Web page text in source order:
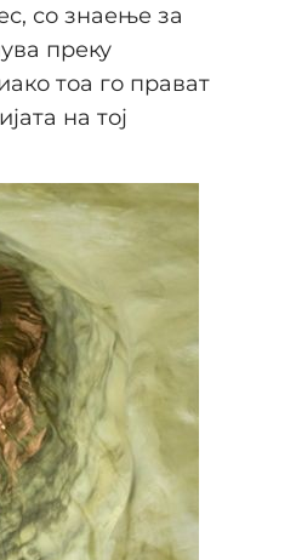
со знаење за
преку
тоа го прават
на тој